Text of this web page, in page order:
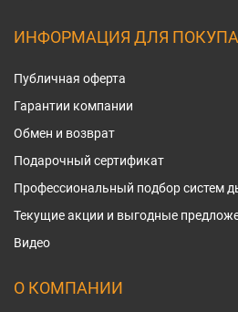
ИНФОРМАЦИЯ ДЛЯ
Публичная оферта
Гарантии компании
Обмен и возврат
Подарочный сертификат
Профессиональный подбор систем
Текущие акции и выгодные
Видео
О КОМПАНИИ